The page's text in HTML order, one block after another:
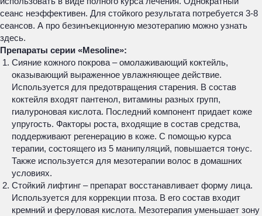
сеанс неэффективен. Для стойкого результата потребуется 3-8
сеансов. А про безинъекционную мезотерапию можно узнать
здесь.
Препараты серии «Mesoline»:
Сияние кожного покрова – омолаживающий коктейль,
оказывающий выраженное увлажняющее действие.
Используется для предотвращения старения. В состав
коктейля входят пантенол, витамины разных групп,
гиалуроновая кислота. Последний компонент придает коже
упругость. Факторы роста, входящие в состав средства,
поддерживают регенерацию в коже. С помощью курса
терапии, состоящего из 5 манипуляций, повышается тонус.
Также используется для мезотерапии волос в домашних
условиях.
Стойкий лифтинг – препарат восстанавливает форму лица.
Используется для коррекции птоза. В его состав входит
кремний и феруловая кислота. Мезотерапия уменьшает зону